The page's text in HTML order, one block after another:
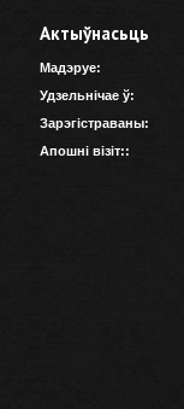
Актыўнасьць
Мадэруе:
Удзельнічае ў:
Зарэгістраваны:
Апошні візіт::